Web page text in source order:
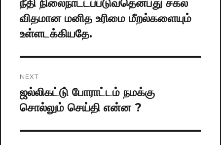
Previous
post:
விதமான மனித உரிமை மீறல்களையும்
உள்ளடக்கியதே.
NEXT
Next
post:
ஜல்லிகட்டு் போராட்டம் நமக்கு
சொல்லும் செய்தி என்ன ?